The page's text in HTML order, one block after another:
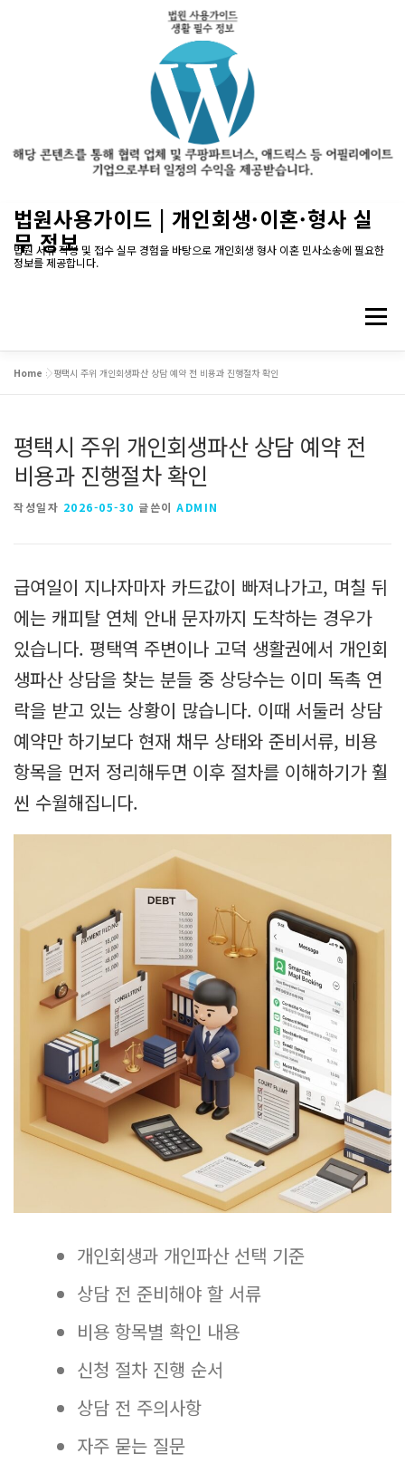
법원사용가이드 | 개인회생·이혼·형사 실
무 정보
법원 서류 작성 및 접수 실무 경험을 바탕으로 개인회생 형사 이혼 민사소송에 필요한
정보를 제공합니다.
메뉴
Home »평택시 주위 개인회생파산 상담 예약 전 비용과 진행절차 확인
평택시 주위 개인회생파산 상담 예약 전
비용과 진행절차 확인
작성일자 2026-05-30 글쓴이 ADMIN
급여일이 지나자마자 카드값이 빠져나가고, 며칠 뒤
에는 캐피탈 연체 안내 문자까지 도착하는 경우가
있습니다. 평택역 주변이나 고덕 생활권에서 개인회
생파산 상담을 찾는 분들 중 상당수는 이미 독촉 연
락을 받고 있는 상황이 많습니다. 이때 서둘러 상담
예약만 하기보다 현재 채무 상태와 준비서류, 비용
항목을 먼저 정리해두면 이후 절차를 이해하기가 훨
씬 수월해집니다.
개인회생과 개인파산 선택 기준
상담 전 준비해야 할 서류
비용 항목별 확인 내용
신청 절차 진행 순서
상담 전 주의사항
자주 묻는 질문